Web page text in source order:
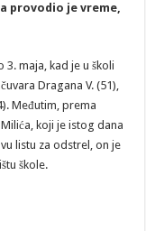
provodio je vreme,
maja, kad je u školi
Dragana V. (51),
Međutim, prema
koji je istog dana
listu za odstrel, on je
škole.